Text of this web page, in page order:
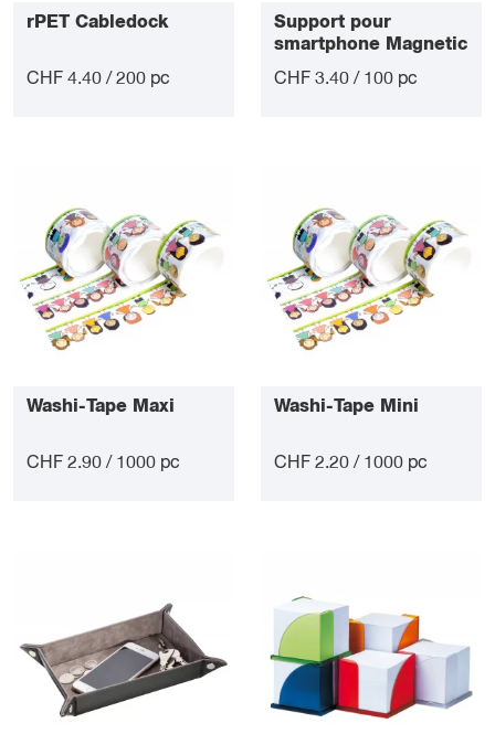
rPET Cabledock
CHF 4.40 / 200 pc
Support pour
smartphone Magnetic
CHF 3.40 / 100 pc
Washi-Tape Maxi
CHF 2.90 / 1000 pc
Washi-Tape Mini
CHF 2.20 / 1000 pc